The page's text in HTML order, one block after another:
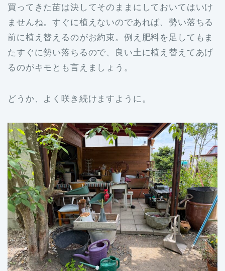
買ってきた苗は決してそのままにしておいてはいけ
ませんね。すぐに植えないのであれば、勢い落ちる
前に植え替えるのがお約束。例え肥料を足してもま
たすぐに勢い落ちるので、良い土に植え替えてあげ
るのがキモとも言えましょう。
どうか、よく咲き続けますように。